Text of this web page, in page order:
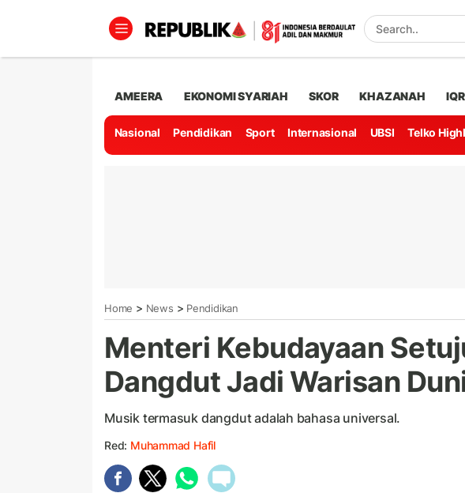
AMEERA EKONOMI SYARIAH SKOR KHAZANAH
Nasional Pendidikan Sport Internasional UBSI Telko
Home > News > Pendidikan
Menteri Kebudayaan
Dangdut Jadi Warisan
Musik termasuk dangdut adalah bahasa universal.
Red: Muhammad Hafil